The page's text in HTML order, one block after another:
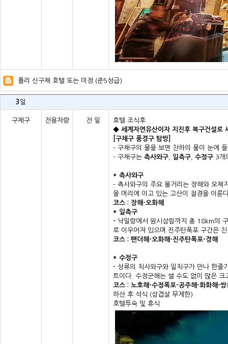
폴리 신구채 호텔 또는 미정 (준5성급)
3 일
구채구 전용차량 전 일
호텔 조식후
◆ 세계자연유산이자 지진후 복구건설로
[구채구 풍경구 탐방]
- 구채구의 물을 보면 천하의 물이 눈에
- 구채구는 측사와구 일측구 수정구 3개
* 측사와구
- 측사와구의 주요 볼거리는 장해와 오채
을 머리에 이고 있는 고산이 절경을 이룬
코스 : 장해 -오화해
* 일측구
- 낙일랑에서 원시삼림까지 총 18km의
로 이우어져 있으며 진주탄폭포 구간은
코스 : 팬더해 -오화해 -진주탄폭포-경해
* 수정구
- 상류의 칙사와구와 일칙구가 만나 한줄
트이다. 수정군해는 셀 수도 없이 많은
코스 : 노호해 -수정폭포-공주해 -화화해 -쌍
하산 후 석식 (삼겹살 무제한)
호텔투숙 및 휴식